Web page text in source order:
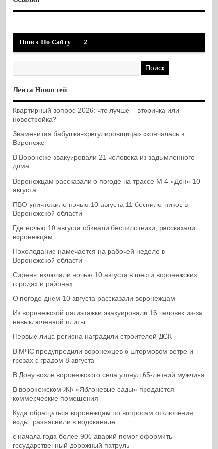
Поиск По Сайту 2
Лента Новостей
Квартирный вопрос-2026: что лучше – вторичка или
новостройка?
Знаменитая бабушка-«регулировщица» скончалась в
Воронеже
В Воронеже эвакуировали 21 человека из задымленного
дома
Воронежцам рассказали о погоде на трассе М-4 «Дон» 10
августа
ПВО уничтожило ночью 10 августа 11 беспилотников в
Воронежской области
Где ночью 10 августа сбивали беспилотники, рассказали
воронежцам
Похолодание намечается на рабочей неделе в
Воронежской области
Сирены включали ночью 10 августа в шести воронежских
городах и районах
О погоде днем 10 августа рассказали воронежцам
Из воронежской пятиэтажки эвакуировали 16 человек из-за
невыключенной плиты
Первые лица региона наградили строителей ДСК
В МЧС предупредили воронежцев о штормовом ветре и
грозах с градом 8 августа
В Дону возле воронежского села утонул 65-летний мужчина
В воронежском ЖК «Яблоневые сады» продаются
коммерческие помещения
Куда обращаться воронежцам по вопросам отключения
воды, разъяснили в водоканале
с начала года более 900 аварий помог оформить
государственный дорожный патруль